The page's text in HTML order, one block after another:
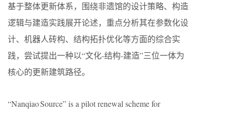
基于整体更新体系，围绕非遗馆的设计策略、构造
逻辑与建造实践展开论述，重点分析其在参数化设
计、机器人砖构、结构拓扑优化等方面的综合实
践，尝试提出一种以“文化-结构-建造”三位一体为
核心的更新建筑路径。
“Nanqiao Source” is a pilot renewal scheme for